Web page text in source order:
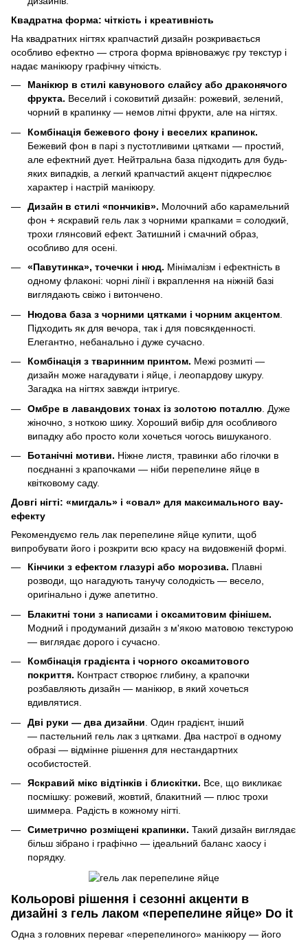
Квадратна форма: чіткість і креативність
На квадратних нігтях крапчастий дизайн розкривається
особливо ефектно — строга форма врівноважує гру текстур і
надає манікюру графічну чіткість.
Манікюр в стилі кавунового слайсу або драконячого
фрукта. Веселий і соковитий дизайн: рожевий, зелений,
чорний в крапинку — немов літні фрукти, але на нігтях.
Комбінація бежевого фону і веселих крапинок.
Бежевий фон в парі з пустотливими цятками — простий,
але ефектний дует. Нейтральна база підходить для будь-
яких випадків, а легкий крапчастий акцент підкреслює
характер і настрій манікюру.
Дизайн в стилі «пончиків». Молочний або карамельний
фон + яскравий гель лак з чорними крапками = солодкий,
трохи глянсовий ефект. Затишний і смачний образ,
особливо для осені.
«Павутинка», точечки і нюд. Мінімалізм і ефектність в
одному флаконі: чорні лінії і вкраплення на ніжній базі
виглядають свіжо і витончено.
Нюдова база з чорними цятками і чорним акцентом
Підходить як для вечора, так і для повсякденності.
Елегантно, небанально і дуже сучасно.
Комбінація з тваринним принтом. Межі розмиті —
дизайн може нагадувати і яйце, і леопардову шкуру.
Загадка на нігтях завжди інтригує.
Омбре в лавандових тонах із золотою поталлю . Дуже
жіночно, з ноткою шику. Хороший вибір для особливого
випадку або просто коли хочеться чогось вишуканого.
Ботанічні мотиви. Ніжне листя, травинки або гілочки в
поєднанні з крапочками — ніби перепелине яйце в
квітковому саду.
Довгі нігті: «мигдаль» і «овал» для максимального вау-
ефекту
Рекомендуємо гель лак перепелине яйце купити, щоб
випробувати його і розкрити всю красу на видовженій формі.
Кінчики з ефектом глазурі або морозива. Плавні
розводи, що нагадують танучу солодкість — весело,
оригінально і дуже апетитно.
Блакитні тони з написами і оксамитовим фінішем.
Модний і продуманий дизайн з м'якою матовою текстурою
— виглядає дорого і сучасно.
Комбінація градієнта і чорного оксамитового
покриття. Контраст створює глибину, а крапочки
розбавляють дизайн — манікюр, в який хочеться
вдивлятися.
Дві руки — два дизайни . Один градієнт, інший
— пастельний гель лак з цятками. Два настрої в одному
образі — відмінне рішення для нестандартних
особистостей.
Яскравий мікс відтінків і блискітки. Все, що викликає
посмішку: рожевий, жовтий, блакитний — плюс трохи
шиммера. Радість в кожному нігті.
Симетрично розміщені крапинки. Такий дизайн виглядає
більш зібрано і графічно — ідеальний баланс хаосу і
порядку.
Кольорові рішення і сезонні акценти в
дизайні з гель лаком «перепелине яйце» Do it
Одна з головних переваг «перепелиного» манікюру — його